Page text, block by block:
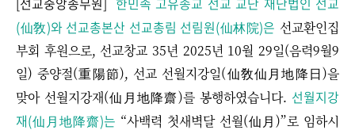
(仙敎)와 선교총본산 선교총림 선림원(仙林院)은 선교환인집
부회 후원으로, 선교창교 35년 2025년 10월 29일(음력9월9
일) 중양절(重陽節), 선교 선월지강일(仙敎仙月地降日)을
맞아 선월지강재(仙月地降齋)를 봉행하였습니다. 선월지강
재(仙月地降齋)는 “사백력 첫새벽달 선월(仙月)”로 임하시